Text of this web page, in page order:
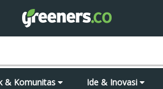
& Komunitas Ide & Inovasi